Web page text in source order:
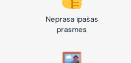
Neprasa īpašas
prasmes